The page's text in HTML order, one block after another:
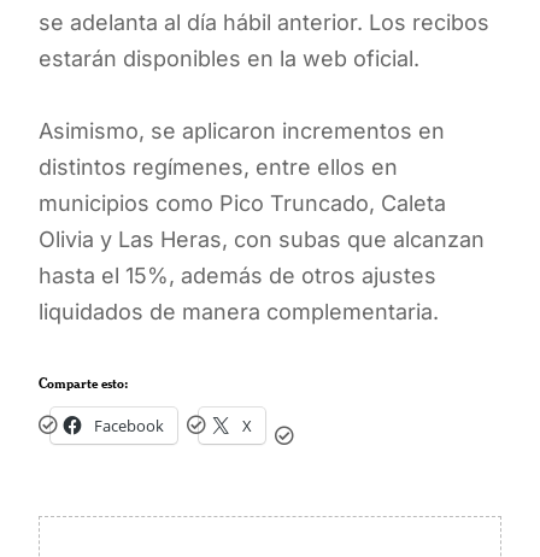
se adelanta al día hábil anterior. Los recibos
estarán disponibles en la web oficial.
Asimismo, se aplicaron incrementos en
distintos regímenes, entre ellos en
municipios como Pico Truncado, Caleta
Olivia y Las Heras, con subas que alcanzan
hasta el 15%, además de otros ajustes
liquidados de manera complementaria.
Comparte esto:
Facebook X